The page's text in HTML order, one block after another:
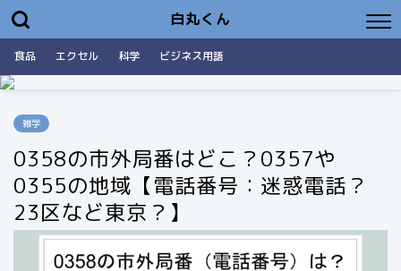
白丸くん
食品 エクセル 科学 ビジネス用語
雑学
0358の市外局番はどこ？0357や
0355の地域【電話番号：迷惑電話？
23区など東京？】